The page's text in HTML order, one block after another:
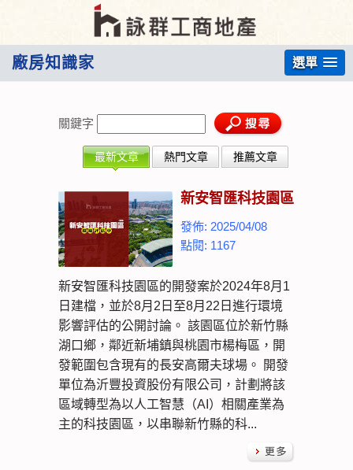
廠房知識家 選單
關鍵字
最新文章 熱門文章 推薦文章
新安智匯科技園區
發佈: 2025/04/08
點閱: 1167
新安智匯科技園區的開發案於2024年8月1
日建檔，並於8月2日至8月22日進行環境
影響評估的公開討論。 該園區位於新竹縣
湖口鄉，鄰近新埔鎮與桃園市楊梅區，開
發範圍包含現有的長安高爾夫球場。 開發
單位為沂豐投資股份有限公司，計劃將該
區域轉型為以人工智慧（AI）相關產業為
主的科技園區，以串聯新竹縣的科...